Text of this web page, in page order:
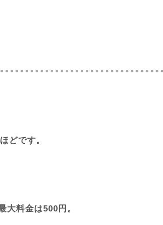
どです。
大料金は500円。